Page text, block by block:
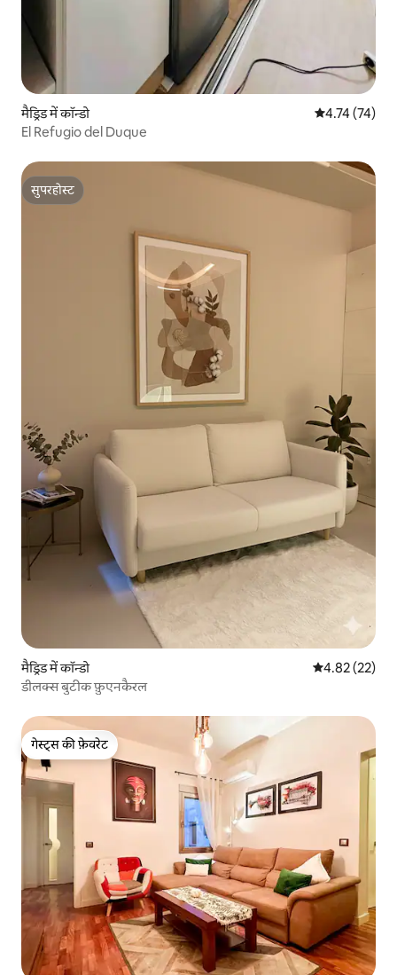
मैड्रिड में कॉन्डो औसत रेटिंग 5 में
4.74 (74)
El Refugio del Duque
सुपरहोस्ट
सुपरहोस्ट
मैड्रिड में कॉन्डो औसत रेटिंग 5 में
4.82 (22)
डीलक्स बुटीक फ़ुएनकैरल
गेस्ट्स की फ़ेवरेट
गेस्ट्स की फ़ेवरेट